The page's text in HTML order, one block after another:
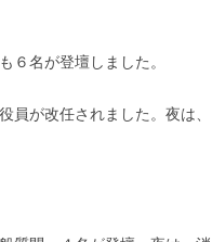
名が登壇しました。
が改任されました。夜は、